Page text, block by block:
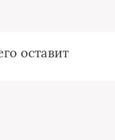
оставит